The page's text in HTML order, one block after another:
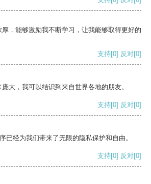
，能够激励我不断学习，让我能够取得更好的
支持[0] 反对[0]
大，我可以结识到来自世界各地的朋友。
支持[0] 反对[0]
已经为我们带来了无限的隐私保护和自由。
支持[0] 反对[0]